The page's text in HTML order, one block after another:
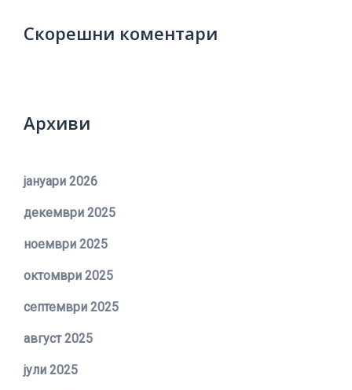
Скорешни коментари
Архиви
јануари 2026
декември 2025
ноември 2025
октомври 2025
септември 2025
август 2025
јули 2025